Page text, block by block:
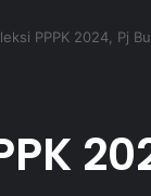
PPPK 2024, Pj